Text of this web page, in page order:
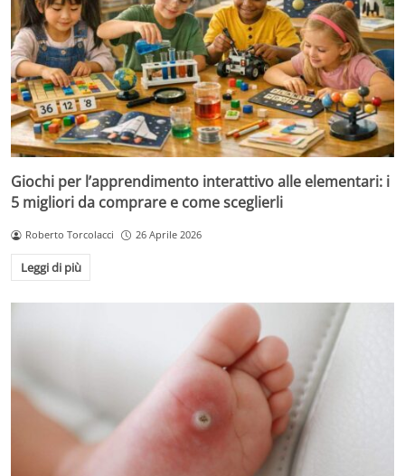
Giochi per l’apprendimento interattivo alle elementari: i
5 migliori da comprare e come sceglierli
Roberto Torcolacci 26 Aprile 2026
Leggi di più